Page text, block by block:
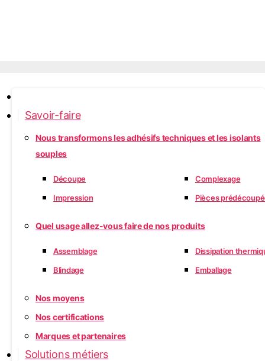
Savoir-faire
Nous transformons les adhésifs techniques et les isolants
souples
Découpe
Impression
Complexage
Pièces
Quel usage allez-vous faire de nos produits
Assemblage
Blindage
Dissipation
Emballage
Nos moyens
Nos certifications
Marques et partenaires
Solutions métiers